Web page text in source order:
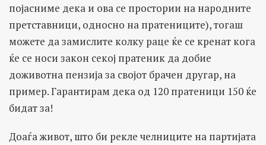
појасниме дека и ова се простории на народните
претставници, односно на пратениците), тогаш
можете да замислите колку раце ќе се кренат кога
ќе се носи закон секој пратеник да добие
доживотна пензија за својот брачен другар, на
пример. Гарантирам дека од 120 пратеници 150 ќе
бидат за!
Доаѓа живот, што би рекле челниците на партијата